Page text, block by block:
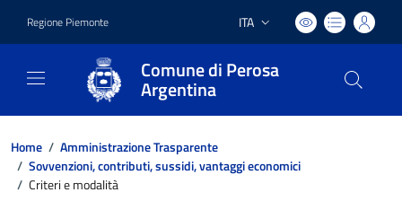
Regione Piemonte Lingua attiva:
ITA
Comune di Perosa
Argentina
Home / Amministrazione Trasparente
/ Sovvenzioni, contributi, sussidi, vantaggi economici
/ Criteri e modalità